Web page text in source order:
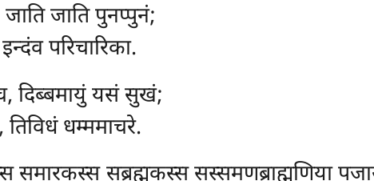
जाति पुनप्पुनं;
परिचारिका.
दिब्बमायुं यसं सुखं;
तिविधं धम्ममाचरे.
सब्रह्मकस्स सस्समणब्राह्मणिया